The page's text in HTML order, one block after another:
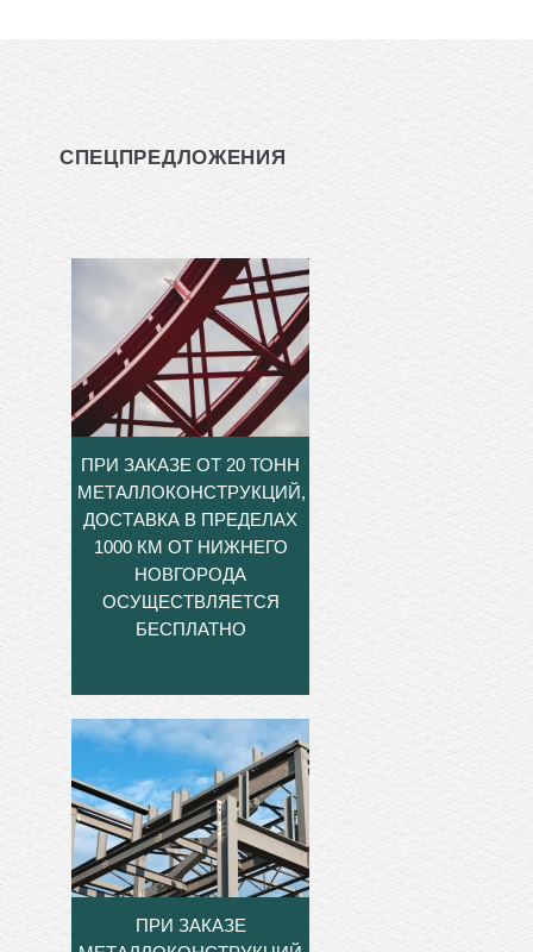
СПЕЦПРЕДЛОЖЕНИЯ
ПРИ ЗАКАЗЕ ОТ 20 ТОНН
МЕТАЛЛОКОНСТРУКЦИЙ,
ДОСТАВКА В ПРЕДЕЛАХ
1000 КМ ОТ НИЖНЕГО
НОВГОРОДА
ОСУЩЕСТВЛЯЕТСЯ
БЕСПЛАТНО
ПРИ ЗАКАЗЕ